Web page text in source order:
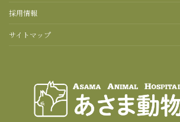
採用情報
サイトマップ